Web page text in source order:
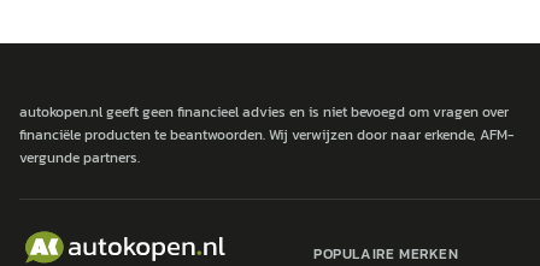
autokopen.nl geeft geen financieel advies en is niet bevoegd om vragen over
financiële producten te beantwoorden. Wij verwijzen door naar erkende, AFM-
vergunde partners.
POPULAIRE MERKEN